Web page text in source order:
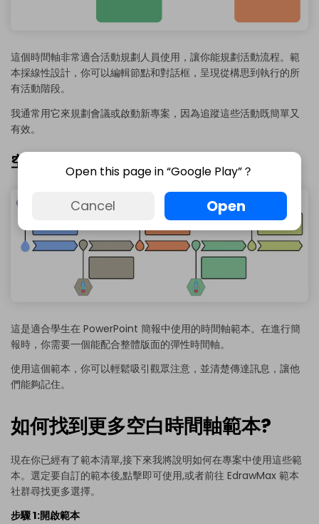
這個時間軸非常適合活動規劃人員使用，讓你能規劃活動流程。範
本採線性設計，你可以編輯節點和對話框，呈現從構思到執行的所
有活動階段。
我通常用它來規劃會議或啟動新專案，因為追蹤這些活動既簡單又
有效。
空白時間軸範本 6
這是適合學生在 PowerPoint 簡報中使用的時間軸範本。在進行簡
報時，你需要一個能配合整體版面的彈性時間軸。
使用這個範本，你可以輕鬆吸引觀眾注意，並清楚傳達訊息，讓他
們能夠記住。
如何找到更多空白時間軸範本?
現在你已經有了範本清單,接下來我將說明如何在專案中使用這些範
本。選定要自訂的範本後,點擊即可使用,或者前往 EdrawMax 範本
社群尋找更多選擇。
步驟 1:開啟範本
Open this page in “Google Play”？
Cancel Open